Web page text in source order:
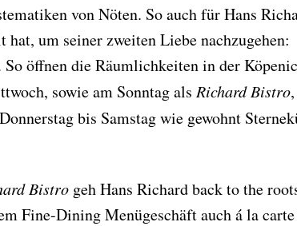
von Nöten. So auch für Hans
hat, um seiner zweiten Liebe nachzugehen:
öffnen die Räumlichkeiten in der
sowie am Sonntag als Richard Bistro,
bis Samstag wie gewohnt
Bistro geh Hans Richard back to the
Fine-Dining Menügeschäft auch á la carte